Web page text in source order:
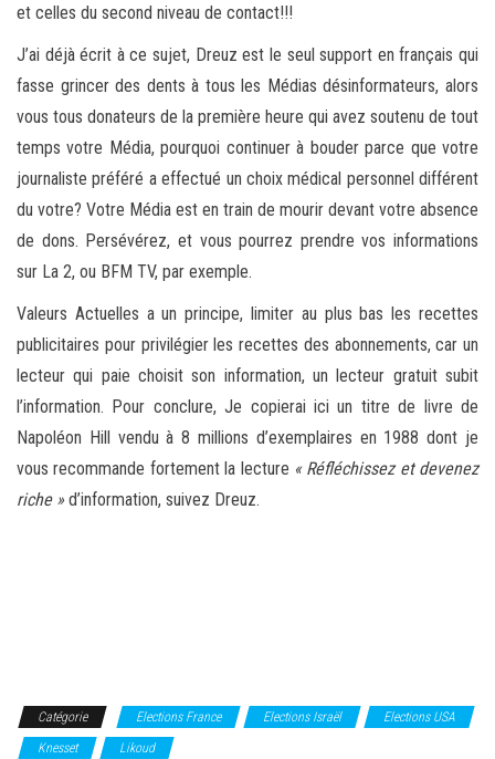
et celles du second niveau de contact!!!
J’ai déjà écrit à ce sujet, Dreuz est le seul support en français qui
fasse grincer des dents à tous les Médias désinformateurs, alors
vous tous donateurs de la première heure qui avez soutenu de tout
temps votre Média, pourquoi continuer à bouder parce que votre
journaliste préféré a effectué un choix médical personnel différent
du votre? Votre Média est en train de mourir devant votre absence
de dons. Persévérez, et vous pourrez prendre vos informations
sur La 2, ou BFM TV, par exemple.
Valeurs Actuelles a un principe, limiter au plus bas les recettes
publicitaires pour privilégier les recettes des abonnements, car un
lecteur qui paie choisit son information, un lecteur gratuit subit
l’information. Pour conclure, Je copierai ici un titre de livre de
Napoléon Hill vendu à 8 millions d’exemplaires en 1988 dont je
vous recommande fortement la lecture « Réfléchissez et devenez
riche » d’information, suivez Dreuz.
Catégorie Elections France Elections Israël
Elections USA
Knesset
Likoud